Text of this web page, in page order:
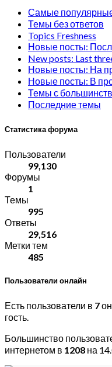
Самые
Темы без ответов
Topics Freshness
Новые посты:
New posts: Last
Новые посты: На
Новые посты: В
Темы с
Последние темы
Статистика форума
Пользователи
99,130
Форумы
1
Темы
995
Ответы
29,516
Метки тем
485
Пользователи онлайн
Есть пользователи в 7
гость.
Большинство
интернетом в 1208 на